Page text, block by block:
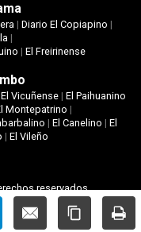
| Diario El Copiapino |
|
| El Freirinense
El Vicuñense| El Paihuanino
Montepatrino |
|El Canelino |El
| El Vileño
reservados.